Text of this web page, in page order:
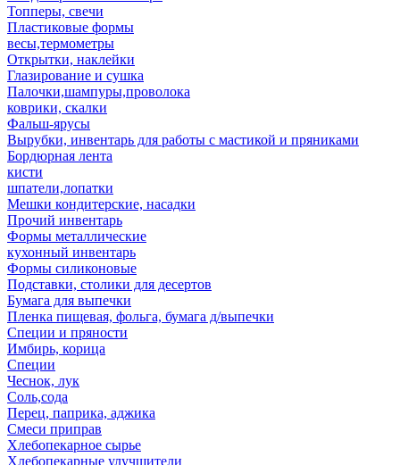
Топперы, свечи
Пластиковые формы
весы,термометры
Открытки, наклейки
Глазирование и сушка
Палочки,шампуры,проволока
коврики, скалки
Фальш-ярусы
Вырубки, инвентарь для работы с мастикой и пряниками
Бордюрная лента
кисти
шпатели,лопатки
Мешки кондитерские, насадки
Прочий инвентарь
Формы металлические
кухонный инвентарь
Формы силиконовые
Подставки, столики для десертов
Бумага для выпечки
Пленка пищевая, фольга, бумага д/выпечки
Специи и пряности
Имбирь, корица
Специи
Чеснок, лук
Соль,сода
Перец, паприка, аджика
Смеси приправ
Хлебопекарное сырье
Хлебопекарные улучшители